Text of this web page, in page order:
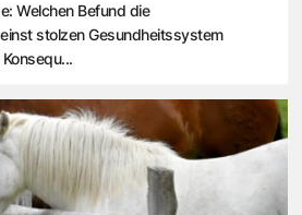
Welchen Befund die
stolzen Gesundheitssystem